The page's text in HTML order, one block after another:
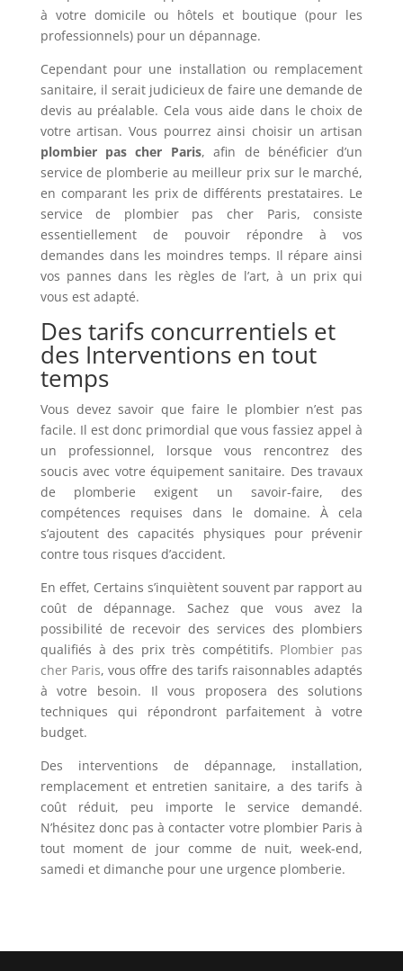
à votre domicile ou hôtels et boutique (pour les
professionnels) pour un dépannage.
Cependant pour une installation ou remplacement
sanitaire, il serait judicieux de faire une demande de
devis au préalable. Cela vous aide dans le choix de
votre artisan. Vous pourrez ainsi choisir un artisan
plombier pas cher Paris, afin de bénéficier d’un
service de plomberie au meilleur prix sur le marché,
en comparant les prix de différents prestataires. Le
service de plombier pas cher Paris, consiste
essentiellement de pouvoir répondre à vos
demandes dans les moindres temps. Il répare ainsi
vos pannes dans les règles de l’art, à un prix qui
vous est adapté.
Des tarifs concurrentiels et
des Interventions en tout
temps
Vous devez savoir que faire le plombier n’est pas
facile. Il est donc primordial que vous fassiez appel à
un professionnel, lorsque vous rencontrez des
soucis avec votre équipement sanitaire. Des travaux
de plomberie exigent un savoir-faire, des
compétences requises dans le domaine. À cela
s’ajoutent des capacités physiques pour prévenir
contre tous risques d’accident.
En effet, Certains s’inquiètent souvent par rapport au
coût de dépannage. Sachez que vous avez la
possibilité de recevoir des services des plombiers
qualifiés à des prix très compétitifs. Plombier pas
cher Paris, vous offre des tarifs raisonnables adaptés
à votre besoin. Il vous proposera des solutions
techniques qui répondront parfaitement à votre
budget.
Des interventions de dépannage, installation,
remplacement et entretien sanitaire, a des tarifs à
coût réduit, peu importe le service demandé.
N’hésitez donc pas à contacter votre plombier Paris à
tout moment de jour comme de nuit, week-end,
samedi et dimanche pour une urgence plomberie.